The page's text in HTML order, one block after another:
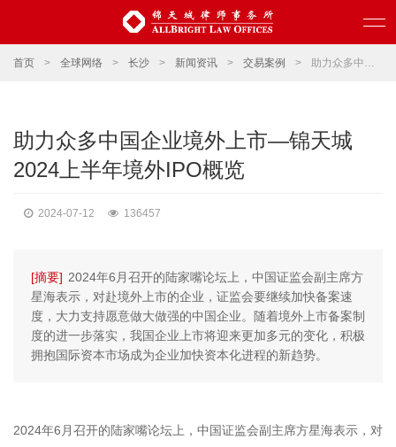
首页 > 全球网络 > 长沙 > 新闻资讯 > 交易案例 > 助力众多中国企业境外上市—锦天城2024上半年境外IPO概览
助力众多中国企业境外上市—锦天城
2024上半年境外IPO概览
2024-07-12 136457
[摘要] 2024年6月召开的陆家嘴论坛上，中国证监会副主席方
星海表示，对赴境外上市的企业，证监会要继续加快备案速
度，大力支持愿意做大做强的中国企业。随着境外上市备案制
度的进一步落实，我国企业上市将迎来更加多元的变化，积极
拥抱国际资本市场成为企业加快资本化进程的新趋势。
2024年6月召开的陆家嘴论坛上，中国证监会副主席方星海表示，对